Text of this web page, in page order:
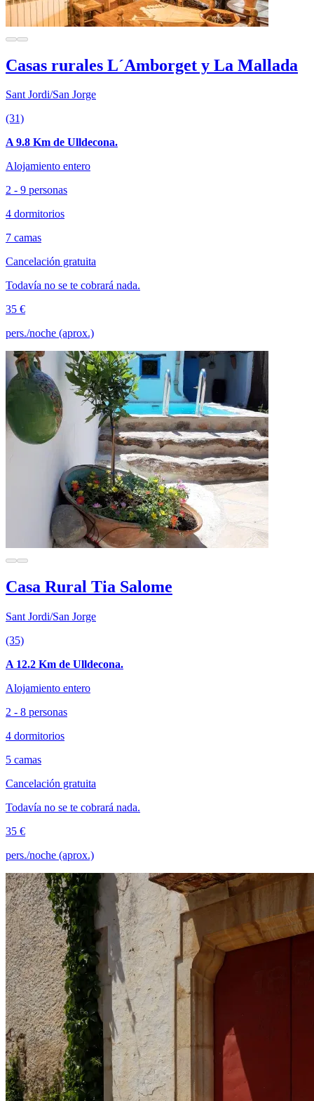
Casas rurales L´Amborget y La Mallada
Sant Jordi/San Jorge
(31)
A 9.8 Km de Ulldecona.
Alojamiento entero
2 - 9 personas
4 dormitorios
7 camas
Cancelación gratuita
Todavía no se te cobrará nada.
35 €
pers./noche (aprox.)
Casa Rural Tia Salome
Sant Jordi/San Jorge
(35)
A 12.2 Km de Ulldecona.
Alojamiento entero
2 - 8 personas
4 dormitorios
5 camas
Cancelación gratuita
Todavía no se te cobrará nada.
35 €
pers./noche (aprox.)